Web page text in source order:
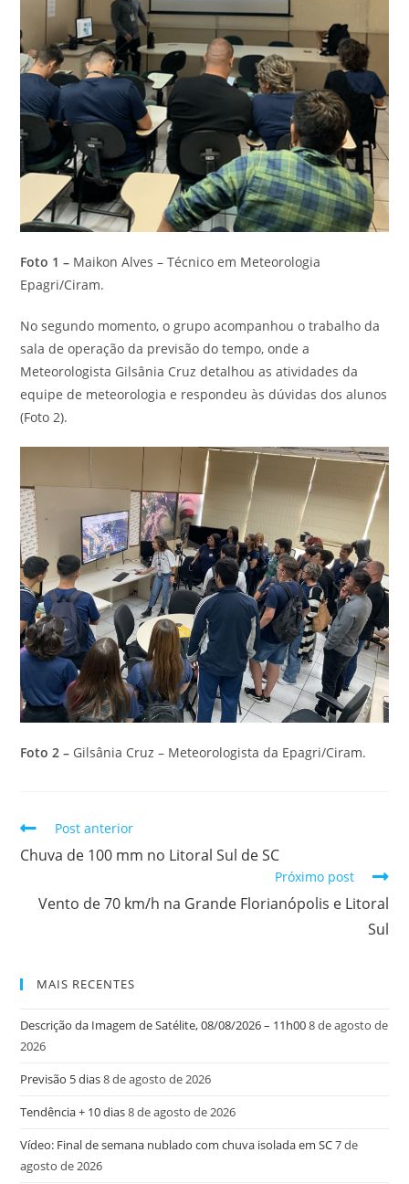
Foto 1 – Maikon Alves – Técnico em Meteorologia
Epagri/Ciram.
No segundo momento, o grupo acompanhou o trabalho da
sala de operação da previsão do tempo, onde a
Meteorologista Gilsânia Cruz detalhou as atividades da
equipe de meteorologia e respondeu às dúvidas dos alunos
(Foto 2).
Foto 2 – Gilsânia Cruz – Meteorologista da Epagri/Ciram.
Post anterior
Chuva de 100 mm no Litoral Sul de SC
Próximo post
Vento de 70 km/h na Grande Florianópolis e Litoral
Sul
MAIS RECENTES
Descrição da Imagem de Satélite, 08/08/2026 – 11h008 de agosto de
2026
Previsão 5 dias8 de agosto de 2026
Tendência + 10 dias8 de agosto de 2026
Vídeo: Final de semana nublado com chuva isolada em SC7 de
agosto de 2026